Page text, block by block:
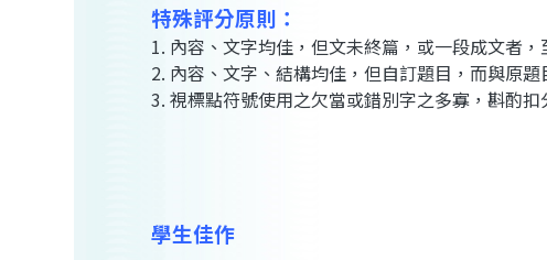
特殊評分原則：
1. 內容、文字均佳，但文未終篇，或一段成文者，
2. 內容、文字、結構均佳，但自訂題目，而與原題
3. 視標點符號使用之欠當或錯別字之多寡，斟酌扣
學生佳作